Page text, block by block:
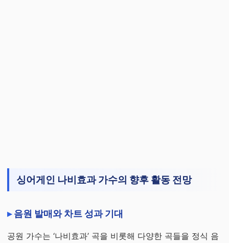
싱어게인 나비효과 가수의 향후 활동 전망
음원 발매와 차트 성과 기대
공원 가수는 ‘나비효과’ 곡을 비롯해 다양한 곡들을 정식 음